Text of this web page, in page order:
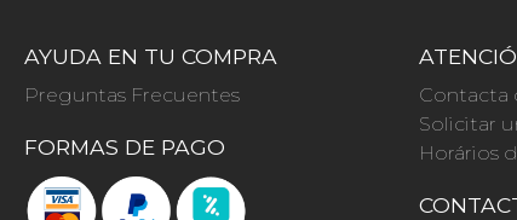
AYUDA EN TU COMPRA
Preguntas Frecuentes
FORMAS DE PAGO
Contacta
Solicitar
Horários